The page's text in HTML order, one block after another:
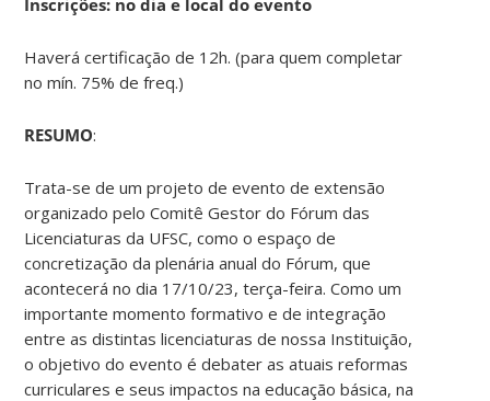
Haverá certificação de 12h. (para quem completar
no mín. 75% de freq.)
RESUMO:
Trata-se de um projeto de evento de extensão
organizado pelo Comitê Gestor do Fórum das
Licenciaturas da UFSC, como o espaço de
concretização da plenária anual do Fórum, que
acontecerá no dia 17/10/23, terça-feira. Como um
importante momento formativo e de integração
entre as distintas licenciaturas de nossa Instituição,
o objetivo do evento é debater as atuais reformas
curriculares e seus impactos na educação básica, na